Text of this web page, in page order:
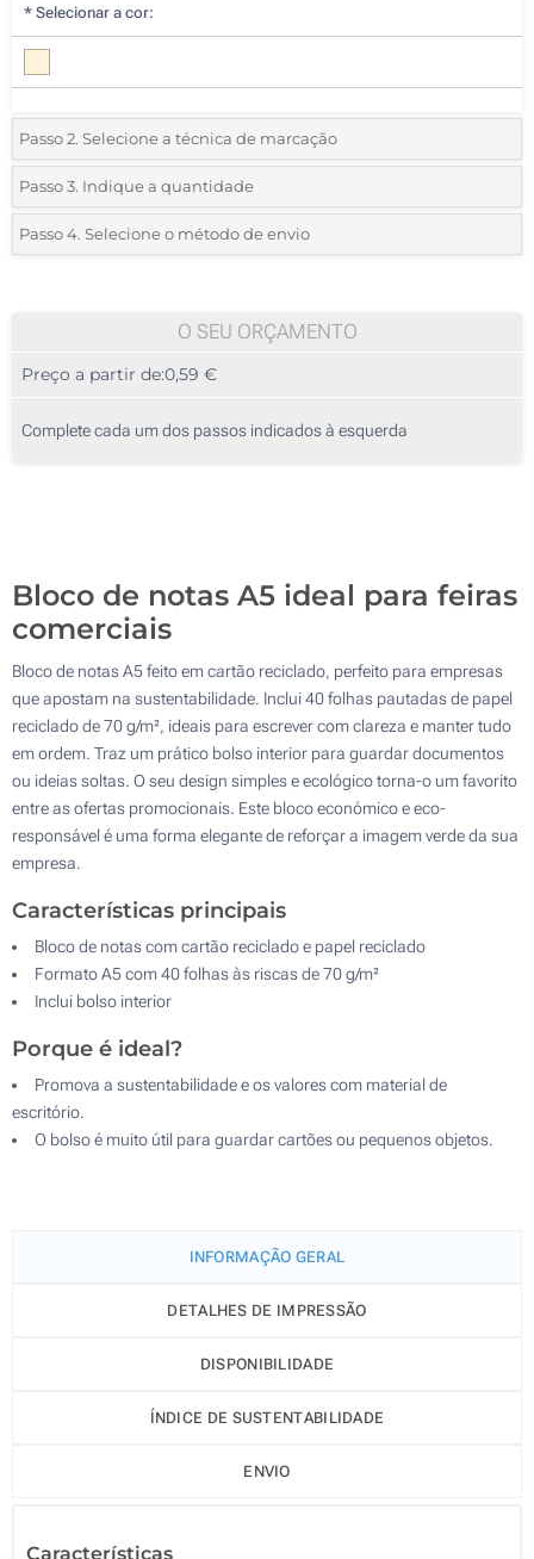
* Selecionar a cor:
Passo 2. Selecione a técnica de marcação
*Selecione o tipo de marcação e as cores do logotipo:
1 Cor (Na frente)
Passo 3. Indique a quantidade
*Quantidade mínima:25
50
125
Passo 4. Selecione o método de envio
O SEU ORÇAMENTO
Preço a partir de:0,59 €
Complete cada um dos passos indicados à esquerda
Bloco de notas A5 ideal para feiras
comerciais
Bloco de notas A5 feito em cartão reciclado, perfeito para empresas
que apostam na sustentabilidade. Inclui 40 folhas pautadas de papel
reciclado de 70 g/m², ideais para escrever com clareza e manter tudo
em ordem. Traz um prático bolso interior para guardar documentos
ou ideias soltas. O seu design simples e ecológico torna-o um favorito
entre as ofertas promocionais. Este bloco económico e eco-
responsável é uma forma elegante de reforçar a imagem verde da sua
empresa.
Características principais
Bloco de notas com cartão reciclado e papel reciclado
Formato A5 com 40 folhas às riscas de 70 g/m²
Inclui bolso interior
Porque é ideal?
Promova a sustentabilidade e os valores com material de
escritório.
O bolso é muito útil para guardar cartões ou pequenos objetos.
INFORMAÇÃO GERAL
DETALHES DE IMPRESSÃO
DISPONIBILIDADE
ÍNDICE DE SUSTENTABILIDADE
ENVIO
Características